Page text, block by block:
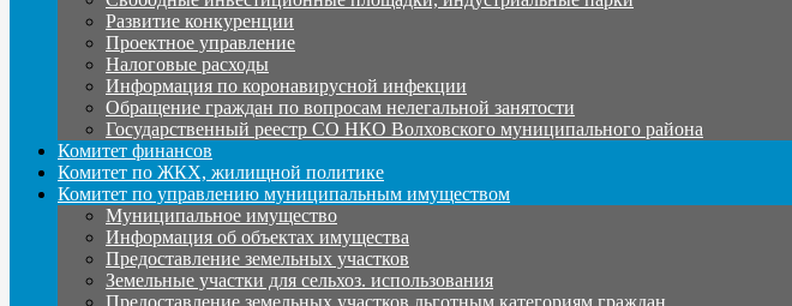
Развитие конкуренции
Проектное управление
Налоговые расходы
Информация по коронавирусной инфекции
Обращение граждан по вопросам нелегальной занятости
Государственный реестр СО НКО Волховского муниципального района
Комитет финансов
Комитет по ЖКХ, жилищной политике
Комитет по управлению муниципальным имуществом
Муниципальное имущество
Информация об объектах имущества
Предоставление земельных участков
Земельные участки для сельхоз. использования
Предоставление земельных участков льготным категориям граждан